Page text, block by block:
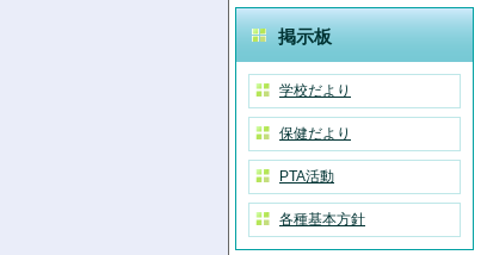
掲示板
学校だより
保健だより
PTA活動
各種基本方針